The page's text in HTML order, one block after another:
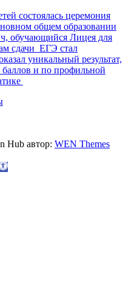
состоялась церемония
общем образовании
обучающийся Лицея для
сдачи ЕГЭ стал
уникальный результат,
и по профильной
Hub автор: WEN Themes